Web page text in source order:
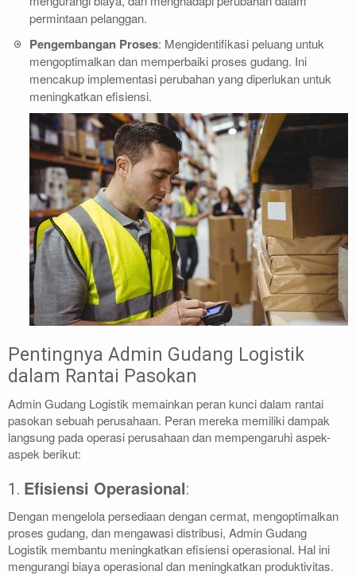
permintaan pelanggan.
Pengembangan Proses: Mengidentifikasi peluang untuk
mengoptimalkan dan memperbaiki proses gudang. Ini
mencakup implementasi perubahan yang diperlukan untuk
meningkatkan efisiensi.
Pentingnya Admin Gudang Logistik
dalam Rantai Pasokan
Admin Gudang Logistik memainkan peran kunci dalam rantai
pasokan sebuah perusahaan. Peran mereka memiliki dampak
langsung pada operasi perusahaan dan mempengaruhi aspek-
aspek berikut:
1. Efisiensi Operasional:
Dengan mengelola persediaan dengan cermat, mengoptimalkan
proses gudang, dan mengawasi distribusi, Admin Gudang
Logistik membantu meningkatkan efisiensi operasional. Hal ini
mengurangi biaya operasional dan meningkatkan produktivitas.